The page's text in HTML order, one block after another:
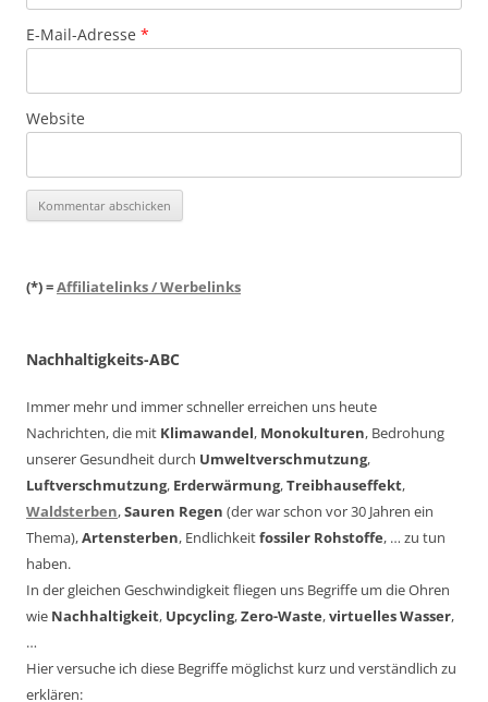
E-Mail-Adresse *
Website
(*) =Affiliatelinks / Werbelinks
Nachhaltigkeits-ABC
Immer mehr und immer schneller erreichen uns heute
Nachrichten, die mit Klimawandel, Monokulturen, Bedrohung
unserer Gesundheit durch Umweltverschmutzung,
Luftverschmutzung, Erderwärmung,Treibhauseffekt,
Waldsterben,Sauren Regen (der war schon vor 30 Jahren ein
Thema),Artensterben, Endlichkeitfossiler Rohstoffe, … zu tun
haben.
In der gleichen Geschwindigkeit fliegen uns Begriffe um die Ohren
wie Nachhaltigkeit, Upcycling,Zero-Waste,virtuelles Wasser,
…
Hier versuche ich diese Begriffe möglichst kurz und verständlich zu
erklären: